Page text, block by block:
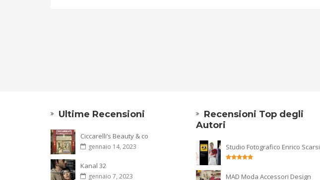
Ultime Recensioni
Ciccarelli’s Beauty & co
gennaio 14, 2023
Kanal 32
gennaio 7, 2023
Recensioni Top degli
Autori
Studio Fotografico Enrico Scarsi
MAD Moda Accessori Design